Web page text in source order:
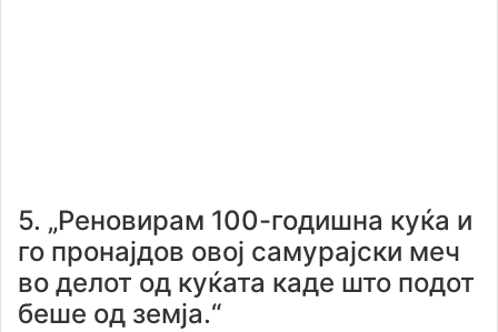
5. „Реновирам 100-годишна куќа и
го пронајдов овој самурајски меч
во делот од куќата каде што подот
беше од земја.“